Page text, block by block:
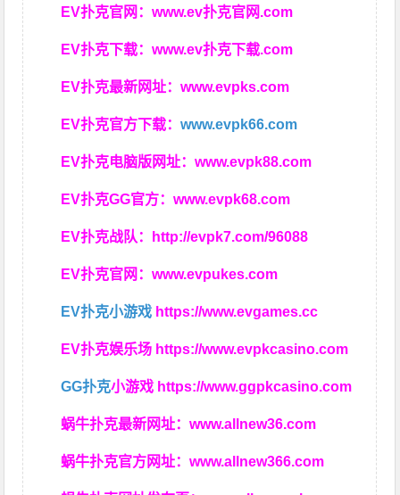
EV扑克官网：www.ev扑克官网.com
EV扑克下载：www.ev扑克下载.com
EV扑克最新网址：www.evpks.com
EV扑克官方下载：www.evpk66.com
EV扑克电脑版网址：www.evpk88.com
EV扑克GG官方：www.evpk68.com
EV扑克战队： http://evpk7.com/96088
EV扑克官网：www.evpukes.com
EV扑克小游戏 https://www.evgames.cc
EV扑克娱乐场 https://www.evpkcasino.com
GG扑克小游戏 https://www.ggpkcasino.com
蜗牛扑克最新网址：www.allnew36.com
蜗牛扑克官方网址：www.allnew366.com